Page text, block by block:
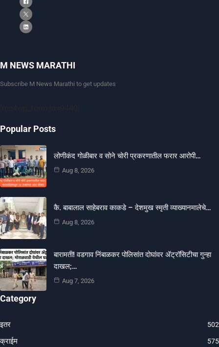
M NEWS MARATHI
Subscribe M News Marathi to get updates
Popular Posts
लोणीकंद गोळीबार व सोने चोरी प्रकरणातील फरार आरोपी…
Aug 8, 2026
कै. बाबालाल साहेबराव काकडे – देशमुख स्मृती व्याख्यानमालेचे…
Aug 8, 2026
बारामती! वडगाव निंबाळकर पोलिसांत दोघांवर ॲट्रॉसिटीचा गुन्हा
दाखल;…
Aug 7, 2026
Category
इतर 502
क्राईम 575